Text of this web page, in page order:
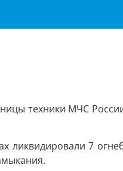
техники МЧС
ликвидировали 7